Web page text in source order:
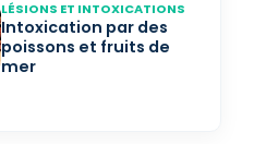
LÉSIONS ET INTOXICATIONS
Intoxication par des
poissons et fruits de
mer